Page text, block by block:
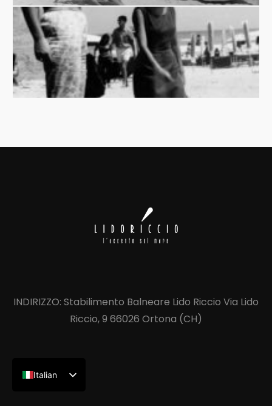
INDIRIZZO: Stabilimento Balneare Lido Riccio Via Lido
Riccio, 9 66026 Ortona (CH)
Italian